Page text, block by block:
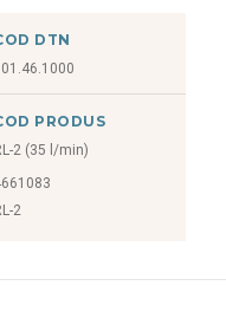
DTN
PRODUS
2 (35 l/min)
2